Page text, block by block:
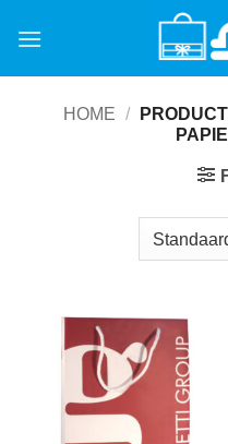
naar
HOME /